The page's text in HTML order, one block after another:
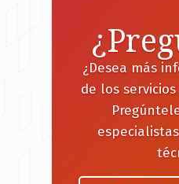
¿Desea más
de los